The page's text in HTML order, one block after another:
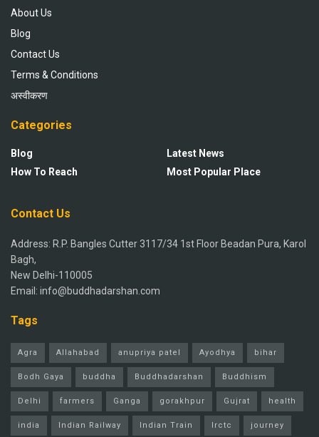
About Us
Blog
Contact Us
Terms & Conditions
अस्वीकरण
Categories
Blog
How To Reach
Latest News
Most Popular Place
Contact Us
Address: R.P. Bangles Cutter 3117/34 1st Floor Beadan Pura, Karol
Bagh,
New Delhi-110005
Email: info@buddhadarshan.com
Tags
Agra Allahabad anupriya patel Ayodhya bihar
Bodh Gaya buddha Buddhadarshan Buddhism
Delhi farmers Ganga gorakhpur Gujrat health
india Indian Railway Indian Train Irctc journey